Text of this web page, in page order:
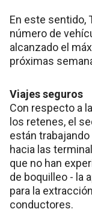
En este sentido,
número de
alcanzado el
próximas
Viajes seguros
Con respecto a
los retenes, el
están
hacia las
que no han
de boquilleo - la
para la
conductores.